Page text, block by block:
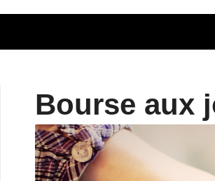
Bourse aux